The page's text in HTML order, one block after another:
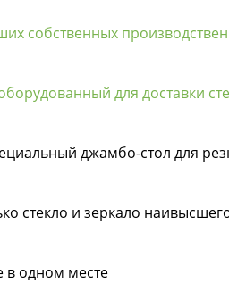
собственных
для доставки
джамбо-стол для
стекло и зеркало
в одном месте